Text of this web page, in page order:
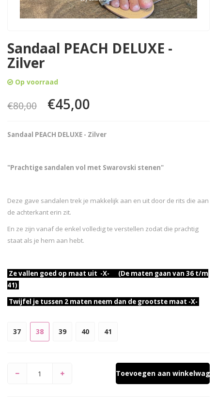
Sandaal PEACH DELUXE -
Zilver
Op voorraad
€80,00 €45,00
Sandaal PEACH DELUXE - Zilver
"Prachtige sandalen vol met Swarovski stenen"
Deze gave sandalen trek je makkelijk aan en uit door de rits die aan
de achterkant erin zit.
En ze zijn vanaf de enkel volledig te verstellen zodat die prachtig
staat als je hem aan hebt.
Ze vallen goed op maat uit -X- (De maten gaan van 36 t/m
41)
Twijfel je tussen 2 maten neem dan de grootste maat -X-
37 38 39 40 41
Toevoegen aan